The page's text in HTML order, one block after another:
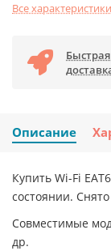
Все характеристики
Быстрая
Описание
Купить Wi-Fi
состоянии.
Совместимые
др.